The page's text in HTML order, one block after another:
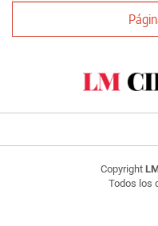
Copyright
Todos los